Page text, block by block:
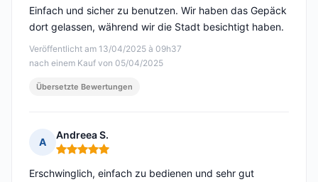
Veröffentlicht am 13/04/2025 à 09h37
nach einem Kauf von 05/04/2025
Einfach und sicher zu benutzen. Wir haben das Gepäck
dort gelassen, während wir die Stadt besichtigt haben.
Übersetzte Bewertungen
A
Andreea S.
Hinweis: 5 von 5
Erschwinglich, einfach zu bedienen und sehr gut